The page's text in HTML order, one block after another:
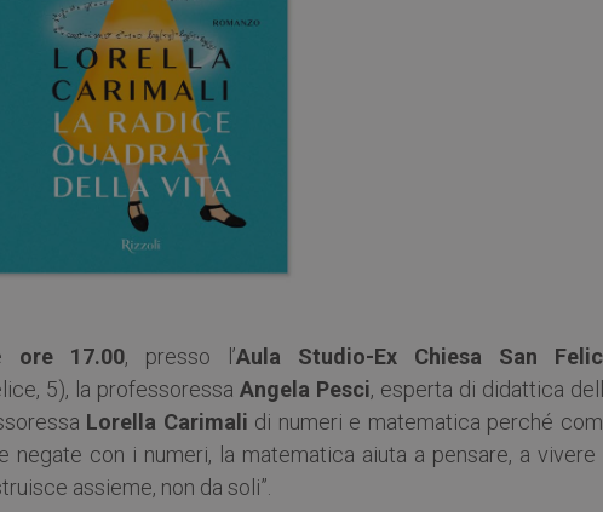
ore 17.00, presso l’Aula Studio-Ex Chiesa San
5), la professoressaAngela Pesci, esperta di didattica
Lorella Carimali di numeri e matematica perché
negate con i numeri, la matematica aiuta a pensare, a vivere
assieme, non da soli”.